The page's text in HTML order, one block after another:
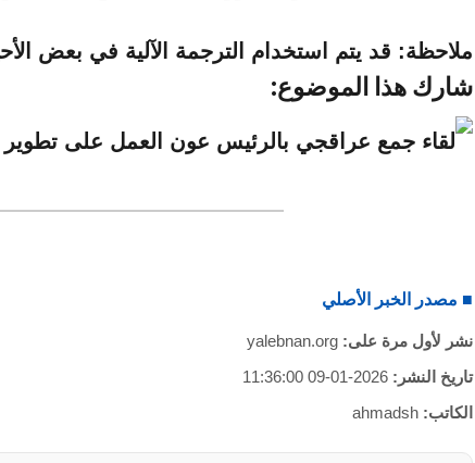
ملاحظة: قد يتم استخدام الترجمة الآلية في بعض
شارك هذا الموضوع:
■ مصدر الخبر الأصلي
نشر لأول مرة على: yalebnan.org
تاريخ النشر: 2026-01-09 11:36:00
الكاتب: ahmadsh